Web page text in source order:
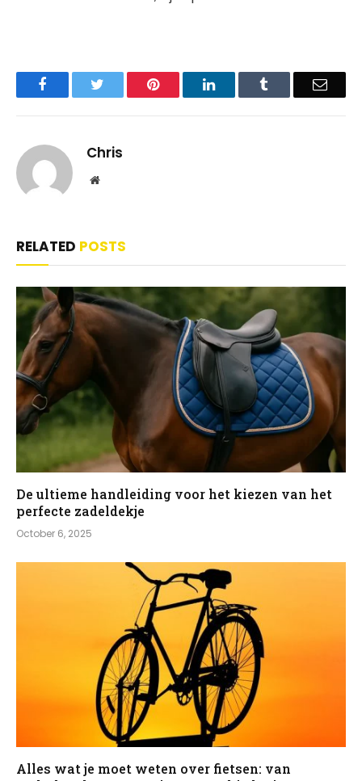
Facebook Pinterest LinkedIn Email
Chris
Website
RELATED POSTS
De ultieme handleiding voor het kiezen van het
perfecte zadeldekje
October 6, 2025
Alles wat je moet weten over fietsen: van